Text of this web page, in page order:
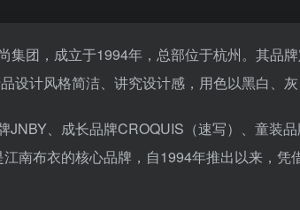
集团，成立于1994年，总部位于杭州。其品
设计风格简洁、讲究设计感，用色以黑白、
JNBY、成长品牌CROQUIS（速写）、童装
南布衣的核心品牌，自1994年推出以来，